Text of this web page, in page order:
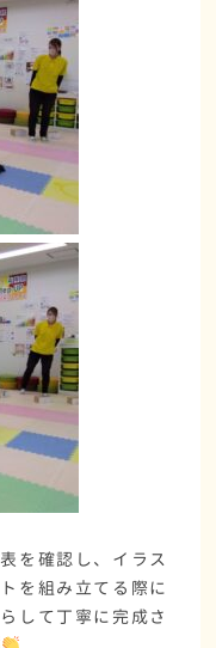
を確認し、イラス
を組み立てる際に
して丁寧に完成さ